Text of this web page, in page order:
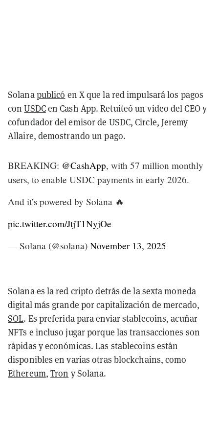
Solanapublicó en X que la red impulsará los pagos
conUSDCen Cash App. Retuiteó un video del CEO y
cofundador del emisor de USDC, Circle, Jeremy
Allaire, demostrando un pago.
BREAKING: @CashApp, with 57 million monthly
users, to enable USDC payments in early 2026.
And it’s powered by Solana 🔥
pic.twitter.com/JtjT1NyjOe
— Solana (@solana) November 13, 2025
Solana es la red cripto detrás de la sexta moneda
digital más grande por capitalización de mercado,
SOL. Es preferida para enviar stablecoins, acuñar
NFTs e incluso jugar porque las transacciones son
rápidas y económicas. Las stablecoins están
disponibles en varias otras blockchains, como
Ethereum,Tron y Solana.